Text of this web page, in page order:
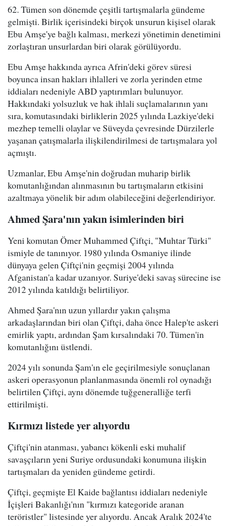
62. Tümen son dönemde çeşitli tartışmalarla gündeme
gelmişti. Birlik içerisindeki birçok unsurun kişisel olarak
Ebu Amşe'ye bağlı kalması, merkezi yönetimin denetimini
zorlaştıran unsurlardan biri olarak görülüyordu.
Ebu Amşe hakkında ayrıca Afrin'deki görev süresi
boyunca insan hakları ihlalleri ve zorla yerinden etme
iddiaları nedeniyle ABD yaptırımları bulunuyor.
Hakkındaki yolsuzluk ve hak ihlali suçlamalarının yanı
sıra, komutasındaki birliklerin 2025 yılında Lazkiye'deki
mezhep temelli olaylar ve Süveyda çevresinde Dürzilerle
yaşanan çatışmalarla ilişkilendirilmesi de tartışmalara yol
açmıştı.
Uzmanlar, Ebu Amşe'nin doğrudan muharip birlik
komutanlığından alınmasının bu tartışmaların etkisini
azaltmaya yönelik bir adım olabileceğini değerlendiriyor.
Ahmed Şara'nın yakın isimlerinden biri
Yeni komutan Ömer Muhammed Çiftçi, "Muhtar Türki"
ismiyle de tanınıyor. 1980 yılında Osmaniye ilinde
dünyaya gelen Çiftçi'nin geçmişi 2004 yılında
Afganistan'a kadar uzanıyor. Suriye'deki savaş sürecine ise
2012 yılında katıldığı belirtiliyor.
Ahmed Şara'nın uzun yıllardır yakın çalışma
arkadaşlarından biri olan Çiftçi, daha önce Halep'te askeri
emirlik yaptı, ardından Şam kırsalındaki 70. Tümen'in
komutanlığını üstlendi.
2024 yılı sonunda Şam'ın ele geçirilmesiyle sonuçlanan
askeri operasyonun planlanmasında önemli rol oynadığı
belirtilen Çiftçi, aynı dönemde tuğgeneralliğe terfi
ettirilmişti.
Kırmızı listede yer alıyordu
Çiftçi'nin atanması, yabancı kökenli eski muhalif
savaşçıların yeni Suriye ordusundaki konumuna ilişkin
tartışmaları da yeniden gündeme getirdi.
Çiftçi, geçmişte El Kaide bağlantısı iddiaları nedeniyle
İçişleri Bakanlığı'nın "kırmızı kategoride aranan
teröristler" listesinde yer alıyordu. Ancak Aralık 2024'te